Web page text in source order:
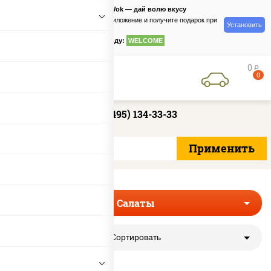
PizzaSushiWok — дай волю вкусу
Скачайте приложение и получите подарок при
по промокоду: WELCOME
Установить
0 руб
0
+7 (495) 134-33-33
Салаты
Сортировать